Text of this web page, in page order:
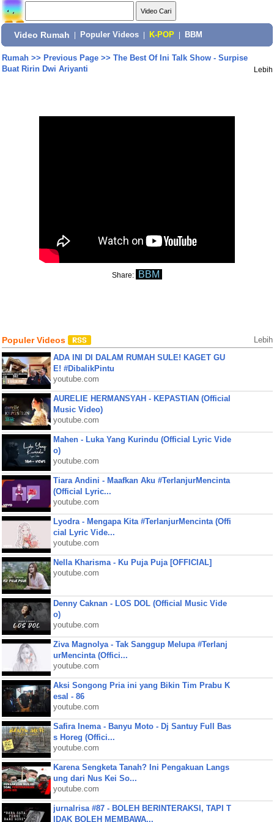
Video Rumah Populer Videos K-POP BBM
Rumah>> Previous Page>> The Best Of Ini Talk Show - Surpise
Buat Ririn Dwi Ariyanti
Lebih
Share: BBM
Populer Videos Lebih
ADA INI DI DALAM RUMAH SULE! KAGET GU
E! #DibalikPintu
youtube.com
AURELIE HERMANSYAH - KEPASTIAN (Official
Music Video)
youtube.com
Mahen - Luka Yang Kurindu (Official Lyric Vide
o)
youtube.com
Tiara Andini - Maafkan Aku #TerlanjurMencinta
(Official Lyric...
youtube.com
Lyodra - Mengapa Kita #TerlanjurMencinta (Offi
cial Lyric Vide...
youtube.com
Nella Kharisma - Ku Puja Puja [OFFICIAL]
youtube.com
Denny Caknan - LOS DOL (Official Music Vide
o)
youtube.com
Ziva Magnolya - Tak Sanggup Melupa #Terlanj
urMencinta (Offici...
youtube.com
Aksi Songong Pria ini yang Bikin Tim Prabu K
esal - 86
youtube.com
Safira Inema - Banyu Moto - Dj Santuy Full Bas
s Horeg (Offici...
youtube.com
Karena Sengketa Tanah? Ini Pengakuan Langs
ung dari Nus Kei So...
youtube.com
jurnalrisa #87 - BOLEH BERINTERAKSI, TAPI T
IDAK BOLEH MEMBAWA...